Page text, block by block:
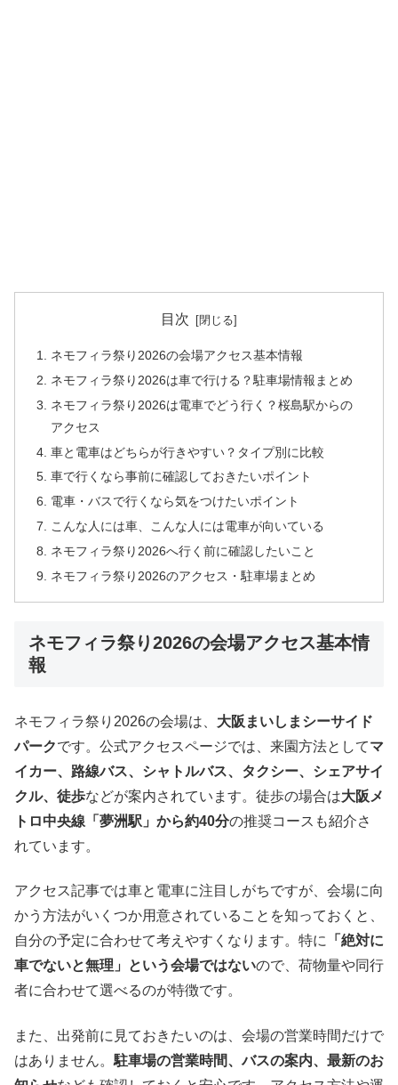
目次
ネモフィラ祭り2026の会場アクセス基本情報
ネモフィラ祭り2026は車で行ける？駐車場情報まとめ
ネモフィラ祭り2026は電車でどう行く？桜島駅からの
アクセス
車と電車はどちらが行きやすい？タイプ別に比較
車で行くなら事前に確認しておきたいポイント
電車・バスで行くなら気をつけたいポイント
こんな人には車、こんな人には電車が向いている
ネモフィラ祭り2026へ行く前に確認したいこと
ネモフィラ祭り2026のアクセス・駐車場まとめ
ネモフィラ祭り2026の会場アクセス基本情
報
ネモフィラ祭り2026の会場は、 大阪まいしまシーサイド
パークです。公式アクセスページでは、来園方法としてマ
イカー、路線バス、シャトルバス、タクシー、シェアサイ
クル、徒歩などが案内されています。徒歩の場合は大阪メ
トロ中央線「夢洲駅」から約40分の推奨コースも紹介さ
れています。
アクセス記事では車と電車に注目しがちですが、会場に向
かう方法がいくつか用意されていることを知っておくと、
自分の予定に合わせて考えやすくなります。特に
「絶対に
車でないと無理」という会場ではないので、荷物量や同行
者に合わせて選べるのが特徴です。
また、出発前に見ておきたいのは、会場の営業時間だけで
はありません。 駐車場の営業時間、バスの案内、最新のお